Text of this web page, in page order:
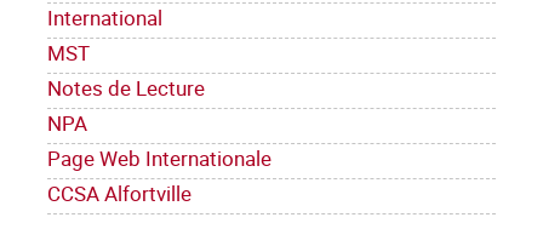
International
MST
Notes de Lecture
NPA
Page Web Internationale
CCSA Alfortville